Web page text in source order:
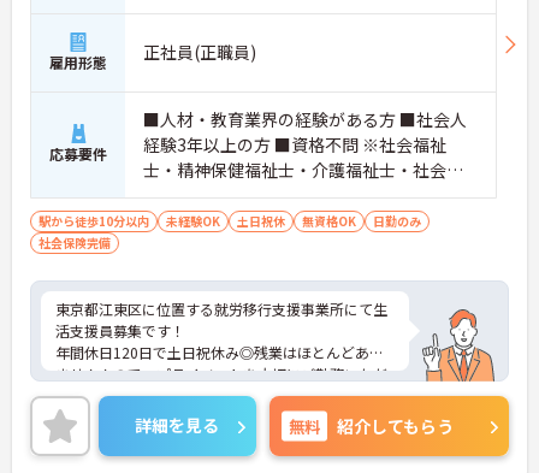
雇用形態 正社員(正職員)
応募要件
■人材・教育業界の経験がある方 ■社会人
経験3年以上の方 ■資格不問 ※社会福祉
士・精神保健福祉士・介護福祉士・社会福
祉主事があれば尚可 ＜必要なPCスキル＞パ
ソコン基本操作（ワード、エクセル必須）
駅から徒歩10分以内 未経験OK 土日祝休 無資格OK
日勤のみ
社会保険完備
東京都江東区に位置する就労移行支援事業所にて生
活支援員募集です！
年間休日120日で土日祝休み◎残業はほとんどあり
ませんんので、プライベートを大切にご勤務いただ
けます。
ご興味ある方には、面接対策ポイントなど、さらに
詳細をお話しいたしますのでお気軽にご相談くださ
い！
詳細を見る 無料 紹介してもらう